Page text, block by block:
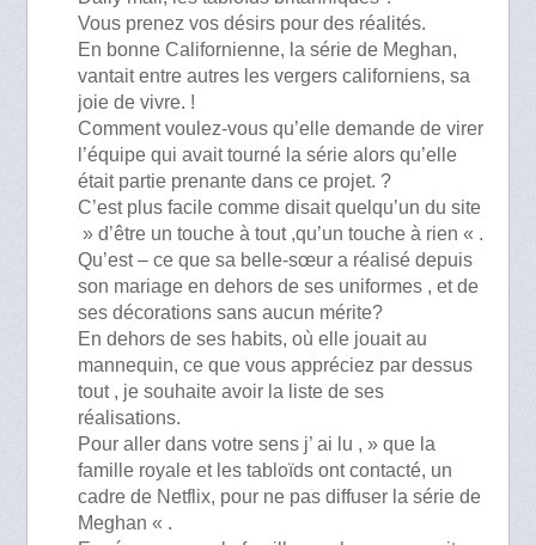
Vous prenez vos désirs pour des réalités.
En bonne Californienne, la série de Meghan,
vantait entre autres les vergers californiens, sa
joie de vivre. !
Comment voulez-vous qu’elle demande de virer
l’équipe qui avait tourné la série alors qu’elle
était partie prenante dans ce projet. ?
C’est plus facile comme disait quelqu’un du site
» d’être un touche à tout ,qu’un touche à rien « .
Qu’est – ce que sa belle-sœur a réalisé depuis
son mariage en dehors de ses uniformes , et de
ses décorations sans aucun mérite?
En dehors de ses habits, où elle jouait au
mannequin, ce que vous appréciez par dessus
tout , je souhaite avoir la liste de ses
réalisations.
Pour aller dans votre sens j’ ai lu , » que la
famille royale et les tabloïds ont contacté, un
cadre de Netflix, pour ne pas diffuser la série de
Meghan « .